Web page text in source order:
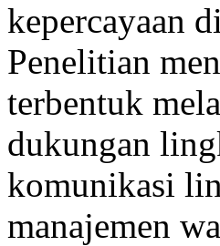
kepercayaan
Penelitian
terbentuk
dukungan
komunikasi
manajemen